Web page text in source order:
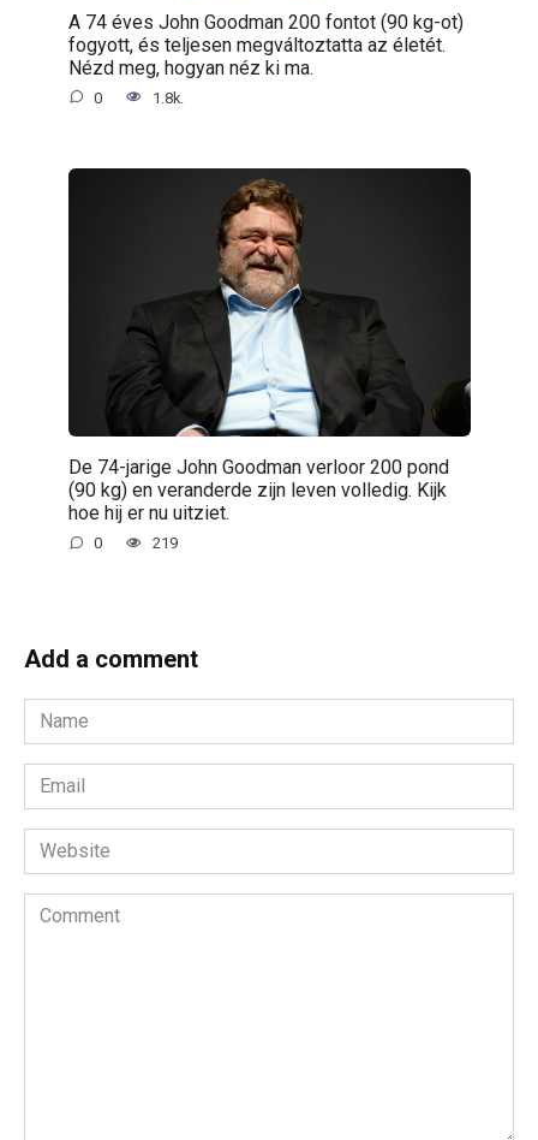
A 74 éves John Goodman 200 fontot (90 kg-ot)
fogyott, és teljesen megváltoztatta az életét.
Nézd meg, hogyan néz ki ma.
0 1.8k.
De 74-jarige John Goodman verloor 200 pond
(90 kg) en veranderde zijn leven volledig. Kijk
hoe hij er nu uitziet.
0 219
Add a comment
Name
*
Email
*
Website
Comment